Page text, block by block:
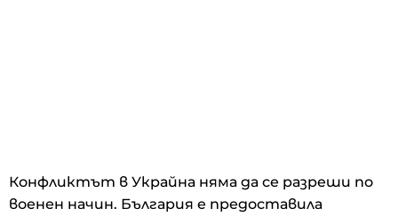
Конфликтът в Украйна няма да се разреши по
военен начин. България е предоставила